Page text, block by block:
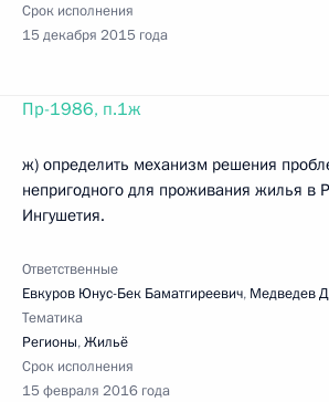
Срок исполнения
15 декабря 2015 года
Пр-1986, п.1ж
ж) определить механизм решения
непригодного для проживания жилья в
Ингушетия.
Ответственные
Евкуров Юнус-Бек Баматгиреевич, Медведев
Тематика
Регионы,Жильё
Срок исполнения
15 февраля 2016 года